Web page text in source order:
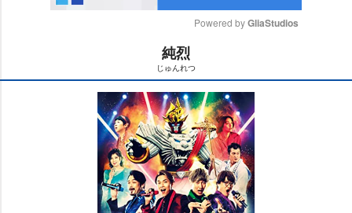
t
e
Powered by GliaStudios
純烈
じゅんれつ